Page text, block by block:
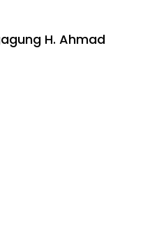
H. Ahmad